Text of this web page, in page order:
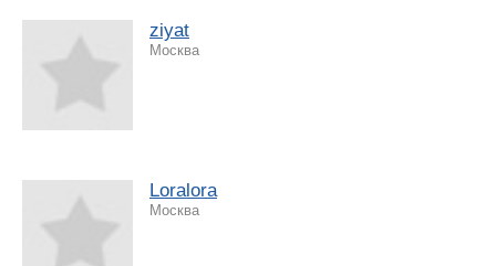
ziyat
Москва
Loralora
Москва